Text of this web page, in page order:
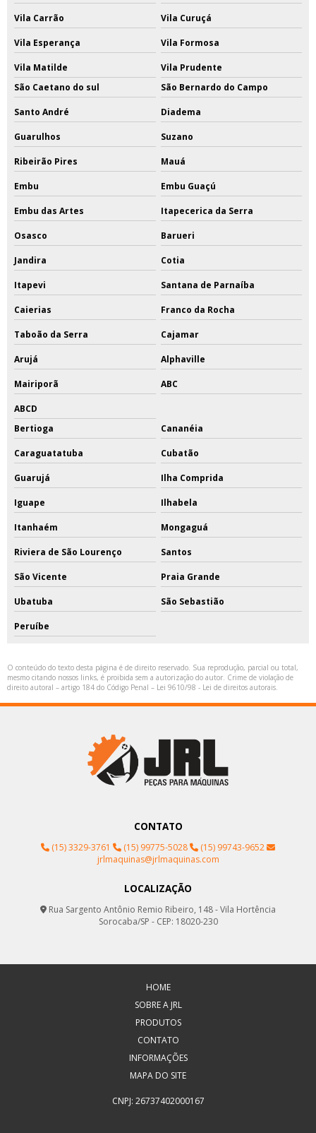
Vila Carrão Vila Curuçá
Vila Esperança Vila Formosa
Vila Matilde
Vila Prudente
São Caetano do sul
São Bernardo do Campo
Santo André Diadema
Guarulhos Suzano
Ribeirão Pires Mauá
Embu Embu Guaçú
Embu das Artes Itapecerica da Serra
Osasco Barueri
Jandira Cotia
Itapevi Santana de Parnaíba
Caierias Franco da Rocha
Taboão da Serra Cajamar
Arujá Alphaville
Mairiporã ABC
ABCD
Bertioga
Cananéia
Caraguatatuba Cubatão
Guarujá Ilha Comprida
Iguape Ilhabela
Itanhaém Mongaguá
Riviera de São Lourenço Santos
São Vicente Praia Grande
Ubatuba São Sebastião
Peruíbe
O conteúdo do texto desta página é de direito reservado. Sua reprodução, parcial ou total,
mesmo citando nossos links, é proibida sem a autorização do autor. Crime de violação de
direito autoral – artigo 184 do Código Penal – Lei 9610/98 - Lei de direitos autorais
CONTATO
(15) 3329-3761 (15) 99775-5028
(15) 99743-9652
jrlmaquinas@jrlmaquinas.com
LOCALIZAÇÃO
Rua Sargento Antônio Remio Ribeiro, 148 - Vila Hortência
Sorocaba/SP - CEP: 18020-230
HOME
SOBRE A JRL
PRODUTOS
CONTATO
INFORMAÇÕES
MAPA DO SITE
CNPJ: 26737402000167